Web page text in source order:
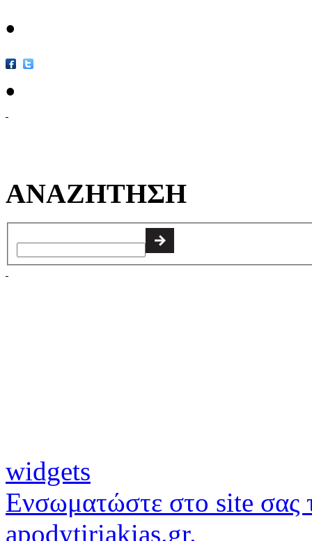
•
•
ΑΝΑΖΗΤΗΣΗ
widgets
Ενσωματώστε στο site σας
apodytiriakias.gr.